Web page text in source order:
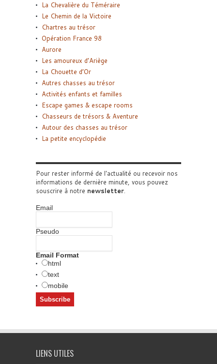
La Chevalière du Téméraire
Le Chemin de la Victoire
Chartres au trésor
Opération France 98
Aurore
Les amoureux d’Ariège
La Chouette d’Or
Autres chasses au trésor
Activités enfants et familles
Escape games & escape rooms
Chasseurs de trésors & Aventure
Autour des chasses au trésor
La petite encyclopédie
Pour rester informé de l'actualité ou recevoir nos
informations de dernière minute, vous pouvez
souscrire à notre newsletter.
Email
Pseudo
Email Format
html
text
mobile
LIENS UTILES